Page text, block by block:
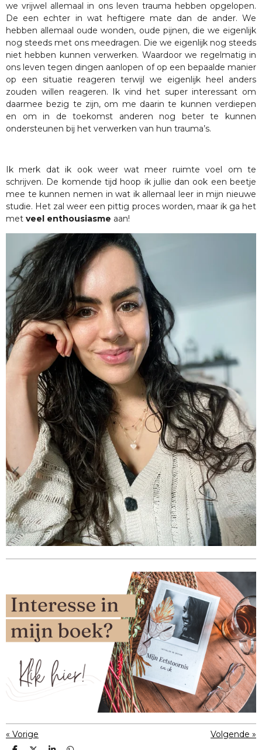
we vrijwel allemaal in ons leven trauma hebben opgelopen.
De een echter in wat heftigere mate dan de ander. We
hebben allemaal oude wonden, oude pijnen, die we eigenlijk
nog steeds met ons meedragen. Die we eigenlijk nog steeds
niet hebben kunnen verwerken. Waardoor we regelmatig in
ons leven tegen dingen aanlopen of op een bepaalde manier
op een situatie reageren terwijl we eigenlijk heel anders
zouden willen reageren. Ik vind het super interessant om
daarmee bezig te zijn, om me daarin te kunnen verdiepen
en om in de toekomst anderen nog beter te kunnen
ondersteunen bij het verwerken van hun trauma’s.
Ik merk dat ik ook weer wat meer ruimte voel om te
schrijven. De komende tijd hoop ik jullie dan ook een beetje
mee te kunnen nemen in wat ik allemaal leer in mijn nieuwe
studie. Het zal weer een pittig proces worden, maar ik ga het
met veel enthousiasme aan!
« Vorige Volgende »